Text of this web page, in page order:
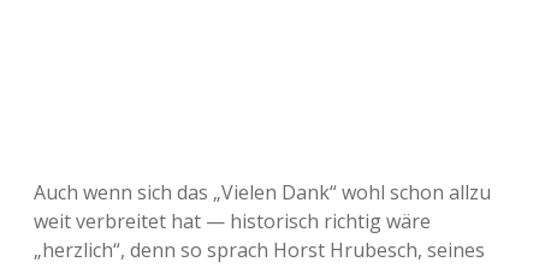
Auch wenn sich das „Vielen Dank“ wohl schon allzu
weit verbreitet hat — historisch richtig wäre
„herzlich“, denn so sprach Horst Hrubesch, seines